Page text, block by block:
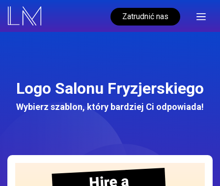
Zatrudnić nas
Logo Salonu Fryzjerskiego
Wybierz szablon, który bardziej Ci odpowiada!
Hire a